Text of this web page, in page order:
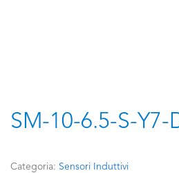
SM-10-6.5-S-Y7-
Categoria: Sensori Induttivi